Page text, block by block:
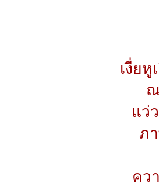
เงื่ย
แว่
ภ
คว